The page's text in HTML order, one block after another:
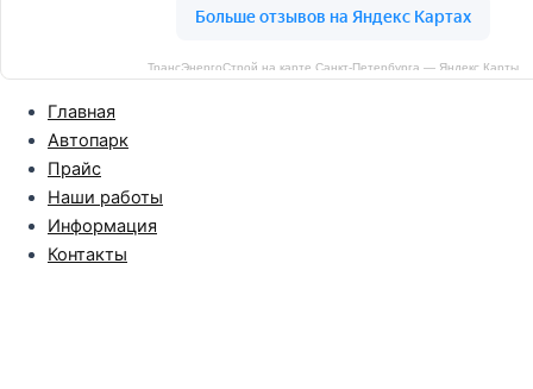
ТрансЭнергоСтрой на карте Санкт‑Петербурга — Яндекс Карты
Главная
Автопарк
Прайс
Наши работы
Информация
Контакты